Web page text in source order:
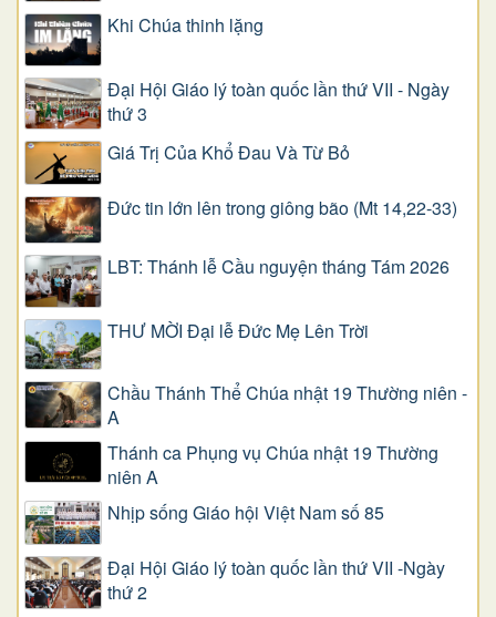
Khi Chúa thinh lặng
Đại Hội Giáo lý toàn quốc lần thứ VII - Ngày
thứ 3
Giá Trị Của Khổ Ðau Và Từ Bỏ
Đức tin lớn lên trong giông bão (Mt 14,22-33)
LBT: Thánh lễ Cầu nguyện tháng Tám 2026
THƯ MỜI Đại lễ Đức Mẹ Lên Trời
Chầu Thánh Thể Chúa nhật 19 Thường niên -
A
Thánh ca Phụng vụ Chúa nhật 19 Thường
niên A
Nhịp sống Giáo hội Việt Nam số 85
Đại Hội Giáo lý toàn quốc lần thứ VII -Ngày
thứ 2